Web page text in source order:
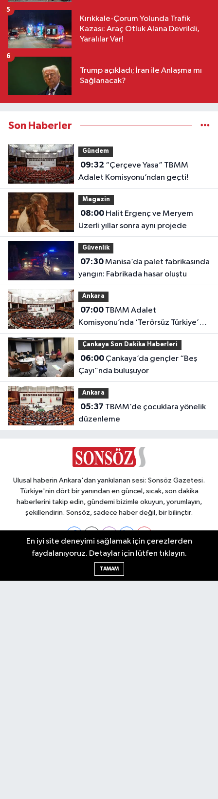
Kırıkkale-Çorum Yolunda Trafik
Kazası: Araç Otluk Alana Devrildi,
Yaralılar Var!
5
Trump açıkladı; İran ile Anlaşma mı
Sağlanacak?
6
Son Haberler
Gündem
09:32
Adalet Komisyonu’ndan geçti!
Magazin
08:00Halit Ergenç ve Meryem
Uzerli yıllar sonra aynı projede
Güvenlik
07:30Manisa’da palet fabrikasında
yangın: Fabrikada hasar oluştu
Ankara
07:00TBMM Adalet
Komisyonu’nda ‘Terörsüz Türkiye’
çerçeve yasası görüşülüyor
Çankaya Son Dakika Haberleri
06:00Çankaya’da gençler “Beş
Çayı”nda buluşuyor
Ankara
05:37
düzenleme
Ulusal haberin Ankara'dan yankılanan sesi: Sonsöz Gazetesi.
Türkiye'nin dört bir yanından en güncel, sıcak, son dakika
haberlerini takip edin, gündemi bizimle okuyun, yorumlayın,
şekillendirin. Sonsöz, sadece haber değil, bir bilinçtir.
Ankara Nöbetçi Eczaneler
En iyi site deneyimi sağlamak için çerezlerden
faydalanıyoruz. Detaylar için lütfen tıklayın.
TAMAM